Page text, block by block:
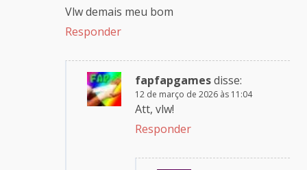
Vlw demais meu bom
Responder
fapfapgamesdisse:
12 de março de 2026 às 11:04
Att, vlw!
Responder